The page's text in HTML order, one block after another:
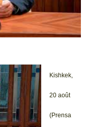
Kishkek,
20 août
(Prensa